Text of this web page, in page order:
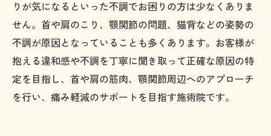
りが気になるといった不調でお困りの方は少なくありま
せん。首や肩のこり、顎関節の問題、猫背などの姿勢の
不調が原因となっていることも多くあります。お客様が
抱える違和感や不調を丁寧に聞き取って正確な原因の特
定を目指し、首や肩の筋肉、顎関節周辺へのアプローチ
を行い、痛み軽減のサポートを目指す施術院です。